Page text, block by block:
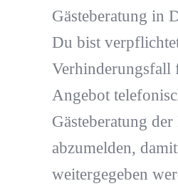
Gästeberatung in
Du bist
Verhinderungsfall
Angebot
Gästeberatung
abzumelden,
weitergegeben